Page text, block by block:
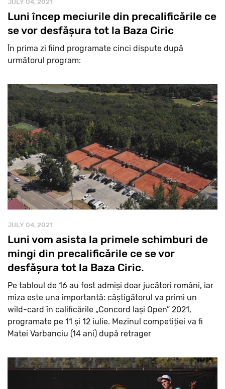
JULY 04, 2021
Luni încep meciurile din precalificările ce
se vor desfășura tot la Baza Ciric
În prima zi fiind programate cinci dispute după
următorul program:
JULY 04, 2021
Luni vom asista la primele schimburi de
mingi din precalificările ce se vor
desfășura tot la Baza Ciric.
Pe tabloul de 16 au fost admiși doar jucători români, iar
miza este una importantă: câștigătorul va primi un
wild-card în calificările „Concord Iași Open” 2021,
programate pe 11 și 12 iulie. Mezinul competiției va fi
Matei Varbanciu (14 ani) după retrager